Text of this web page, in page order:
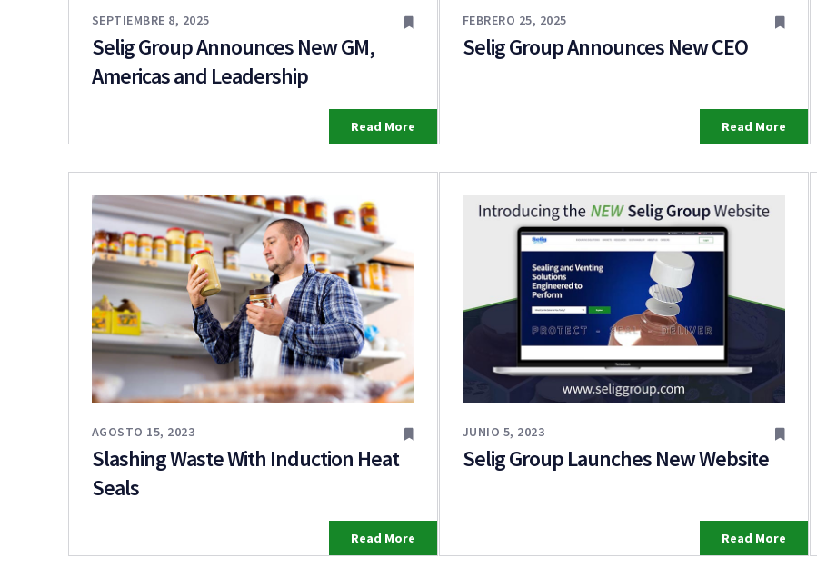
SEPTIEMBRE 8, 2025
Selig Group Announces New GM,
Americas and Leadership
Read More
FEBRERO 25, 2025
Selig Group Announces New CEO
Read More
AGOSTO 15, 2023
Slashing Waste With Induction Heat
Seals
Read More
JUNIO 5, 2023
Selig Group Launches New Website
Read More